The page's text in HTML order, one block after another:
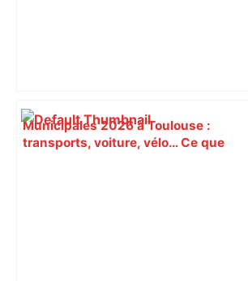
Municipales 2026 à Toulouse :
transports, voiture, vélo… Ce que